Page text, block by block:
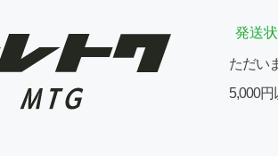
発送
ただい
5,000